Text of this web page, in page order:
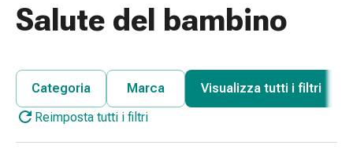
Farmaci
raffreddore
Salute del bambino
Categoria Marca
Visualizza tutti i filtri
Reimposta tutti i filtri